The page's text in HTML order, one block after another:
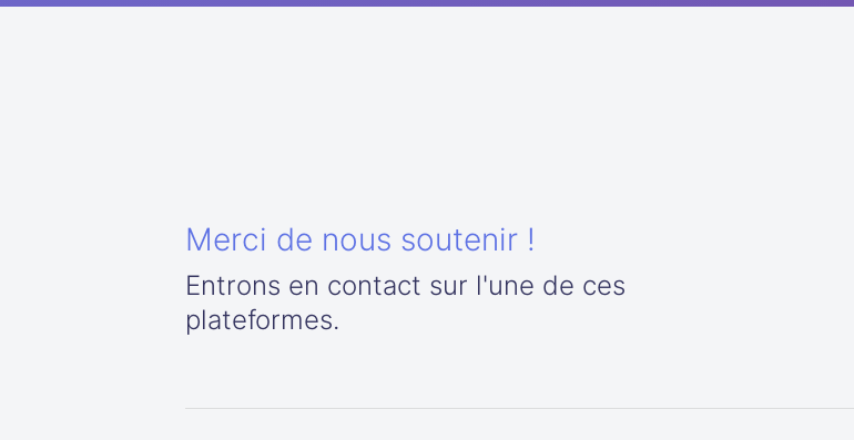
Merci de nous soutenir !
Entrons en contact sur l'une de ces
plateformes.